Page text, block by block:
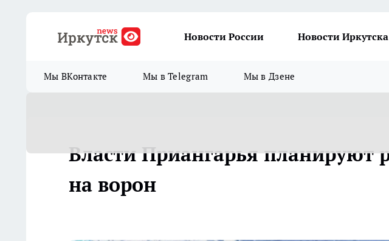
Новости России Новости Иркутска
Мы ВКонтакте Мы в Telegram Мы в Дзене
Власти Приангарья планируют
на ворон